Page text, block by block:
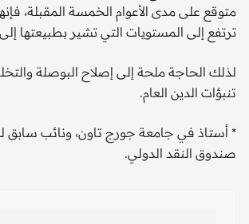
متوقع على مدى الأعوام الخمسة المقبلة،
ترتفع إلى المستويات التي تشير بطبيعتها
لذلك الحاجة ملحة إلى إصلاح البوصلة
تنبؤات الدين العام.
* أستاذ في جامعة جورج تاون، ونائب سابق
صندوق النقد الدولي.